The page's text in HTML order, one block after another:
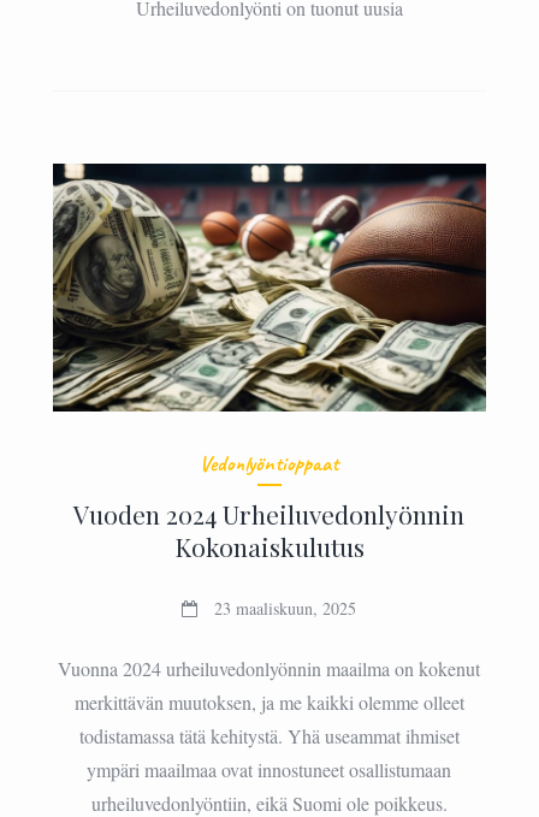
Urheiluvedonlyönti on tuonut uusia
Vedonlyöntioppaat
Vuoden 2024 Urheiluvedonlyönnin
Kokonaiskulutus
23 maaliskuun, 2025
Vuonna 2024 urheiluvedonlyönnin maailma on kokenut
merkittävän muutoksen, ja me kaikki olemme olleet
todistamassa tätä kehitystä. Yhä useammat ihmiset
ympäri maailmaa ovat innostuneet osallistumaan
urheiluvedonlyöntiin, eikä Suomi ole poikkeus.